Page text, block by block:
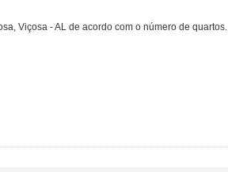
Viçosa - AL de acordo com o número de quartos.